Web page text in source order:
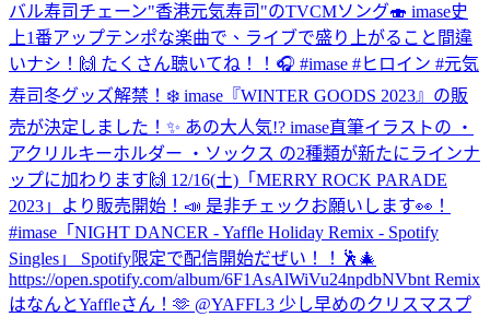
バル寿司チェーン"香港元気寿司"のTVCMソング🍣 imase史
上1番アップテンポな楽曲で、ライブで盛り上がること間違
いナシ！🙌 たくさん聴いてね！！🎧 #imase #ヒロイン #元気
寿司 冬グッズ解禁！❄️ imase『WINTER GOODS 2023』の販
売が決定しました！✨ あの大人気!? imase直筆イラストの ・
アクリルキーホルダー ・ソックス の2種類が新たにラインナ
ップに加わります🙌 12/16(土)「MERRY ROCK PARADE
2023」より販売開始！📣 是非チェックお願いします👀！
#imase 「NIGHT DANCER - Yaffle Holiday Remix - Spotify
Singles」 Spotify限定で配信開始だぜい！！🕺🎄
https://open.spotify.com/album/6F1AsAlWiVu24npdbNVbnt Remix
はなんとYaffleさん！🫶 @YAFFL3 少し早めのクリスマスプ